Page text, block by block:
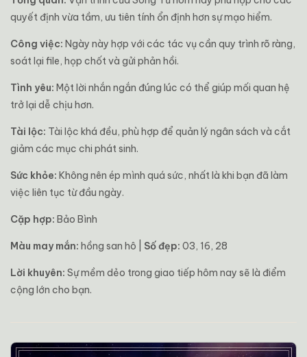
quyết định vừa tầm, ưu tiên tính ổn định hơn sự mạo hiểm.
Công việc: Ngày này hợp với các tác vụ cần quy trình rõ ràng,
soát lại file, họp chốt và gửi phản hồi.
Tình yêu: Một lời nhắn ngắn đúng lúc có thể giúp mối quan hệ
trở lại dễ chịu hơn.
Tài lộc: Tài lộc khá đều, phù hợp để quản lý ngân sách và cắt
giảm các mục chi phát sinh.
Sức khỏe: Không nên ép mình quá sức, nhất là khi bạn đã làm
việc liên tục từ đầu ngày.
Cặp hợp: Bảo Bình
Màu may mắn: hồng san hô | Số đẹp: 03, 16, 28
Lời khuyên: Sự mềm dẻo trong giao tiếp hôm nay sẽ là điểm
cộng lớn cho bạn.